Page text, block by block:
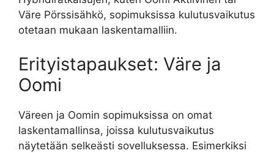
Väre Pörssisähkö, sopimuksissa kulutusvaikutus
otetaan mukaan laskentamalliin.
Erityistapaukset: Väre ja
Oomi
Väreen ja Oomin sopimuksissa on omat
laskentamallinsa, joissa kulutusvaikutus
näytetään selkeästi sovelluksessa. Esimerkiksi